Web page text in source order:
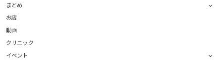
まとめ
お店
動画
クリニック
イベント